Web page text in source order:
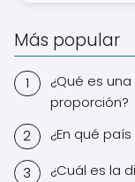
Más popular
¿Qué es
proporción?
¿En qué
¿Cuál es la